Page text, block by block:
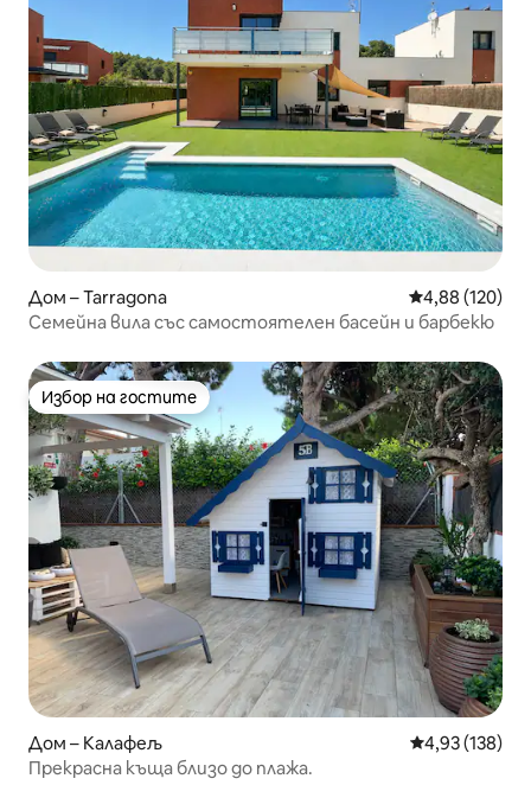
Дом – Tarragona Средна
4,88 (120)
Семейна вила със самостоятелен басейн и барбекю
Избор на гостите
Избор на гостите
Дом – Калафељ Средна
4,93 (138)
Прекрасна къща близо до плажа.